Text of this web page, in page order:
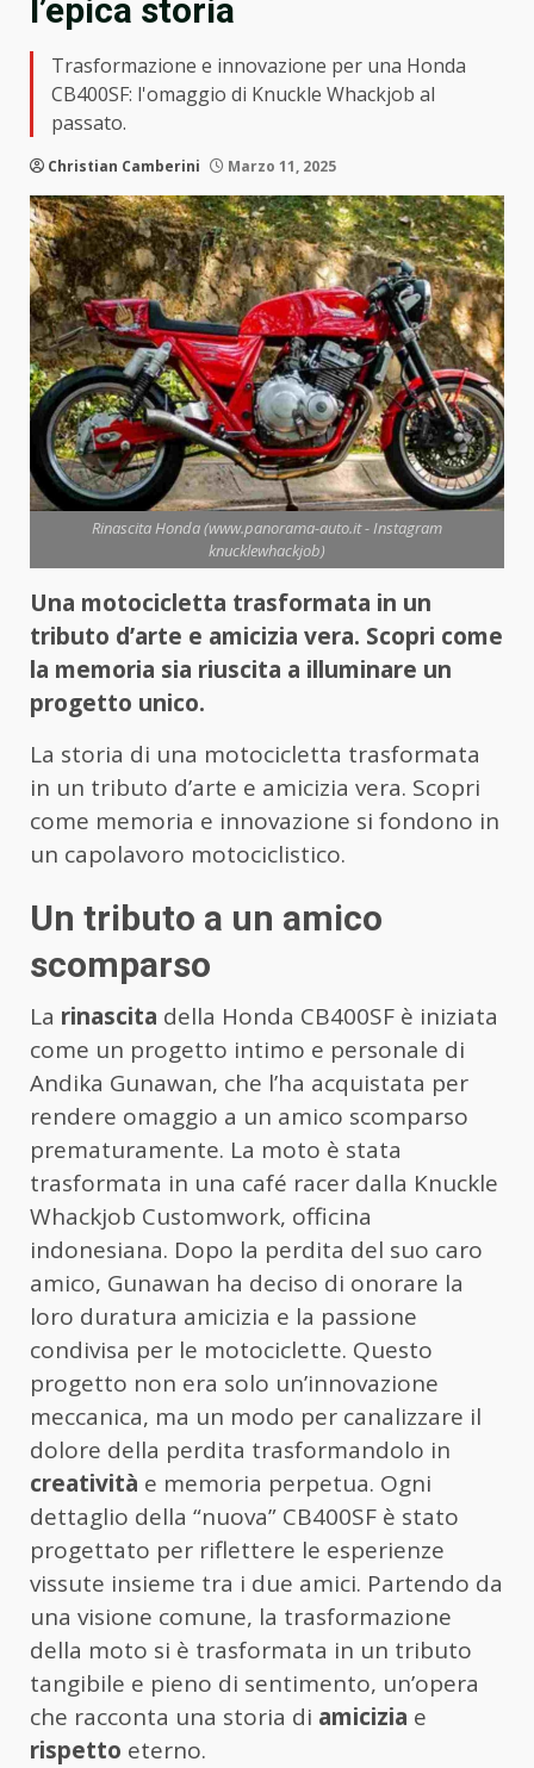
l’epica storia
Trasformazione e innovazione per una Honda
CB400SF: l'omaggio di Knuckle Whackjob al
passato.
Christian Camberini Marzo 11, 2025
Rinascita Honda (www.panorama-auto.it - Instagram
knucklewhackjob)
Una motocicletta trasformata in un
tributo d’arte e amicizia vera. Scopri come
la memoria sia riuscita a illuminare un
progetto unico.
La storia di una motocicletta trasformata
in un tributo d’arte e amicizia vera. Scopri
come memoria e innovazione si fondono in
un capolavoro motociclistico.
Un tributo a un amico
scomparso
La rinascita della Honda CB400SF è iniziata
come un progetto intimo e personale di
Andika Gunawan, che l’ha acquistata per
rendere omaggio a un amico scomparso
prematuramente. La moto è stata
trasformata in una café racer dalla Knuckle
Whackjob Customwork, officina
indonesiana. Dopo la perdita del suo caro
amico, Gunawan ha deciso di onorare la
loro duratura amicizia e la passione
condivisa per le motociclette. Questo
progetto non era solo un’innovazione
meccanica, ma un modo per canalizzare il
dolore della perdita trasformandolo in
creatività e memoria perpetua. Ogni
dettaglio della “nuova” CB400SF è stato
progettato per riflettere le esperienze
vissute insieme tra i due amici. Partendo da
una visione comune, la trasformazione
della moto si è trasformata in un tributo
tangibile e pieno di sentimento, un’opera
che racconta una storia di amicizia e
rispetto eterno.